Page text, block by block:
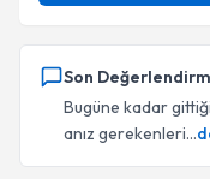
Son
Bugüne kadar
anız gerekenleri...